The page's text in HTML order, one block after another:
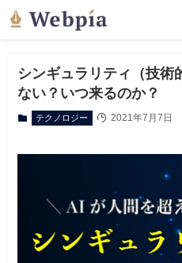
シンギュラリティ（技術
ない？いつ来るのか？
テクノロジー 2021年7月7日